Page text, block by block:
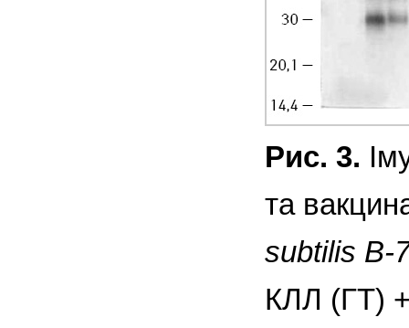
Рис. 3.
та
subtilis B-
КЛЛ (ГТ)